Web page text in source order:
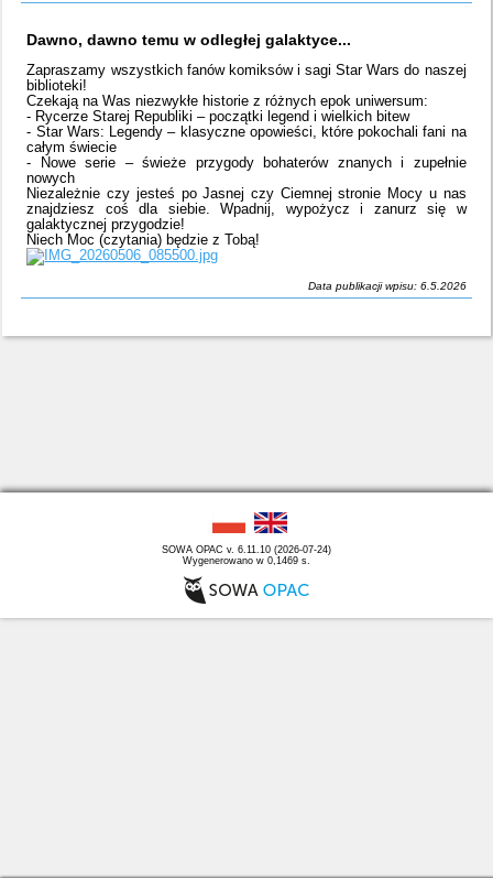
Dawno, dawno temu w odległej galaktyce...
Zapraszamy wszystkich fanów komiksów i sagi Star Wars do naszej
biblioteki!
Czekają na Was niezwykłe historie z różnych epok uniwersum:
- Rycerze Starej Republiki – początki legend i wielkich bitew
- Star Wars: Legendy – klasyczne opowieści, które pokochali fani na
całym świecie
- Nowe serie – świeże przygody bohaterów znanych i zupełnie
nowych
Niezależnie czy jesteś po Jasnej czy Ciemnej stronie Mocy u nas
znajdziesz coś dla siebie. Wpadnij, wypożycz i zanurz się w
galaktycznej przygodzie!
Niech Moc (czytania) będzie z Tobą!
Data publikacji wpisu: 6.5.2026
SOWA OPAC v. 6.11.10 (2026-07-24)
Wygenerowano w 0,1469 s.